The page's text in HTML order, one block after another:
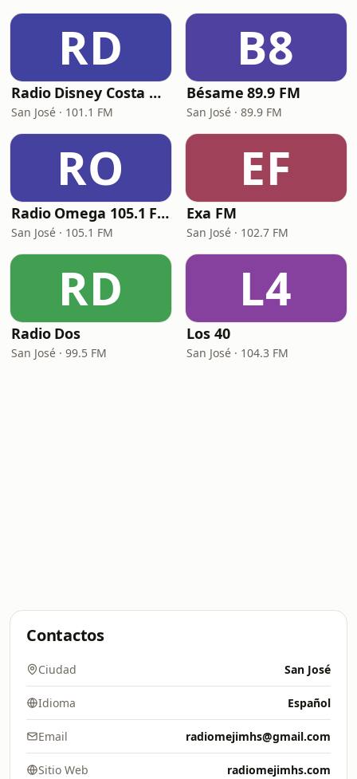
RD
Radio Disney Costa Rica
San José · 101.1 FM
B8
Bésame 89.9 FM
San José · 89.9 FM
RO
Radio Omega 105.1 FM
San José · 105.1 FM
EF
Exa FM
San José · 102.7 FM
RD
Radio Dos
San José · 99.5 FM
L4
Los 40
San José · 104.3 FM
Contactos
Ciudad San José
Idioma Español
Email radiomejimhs@gmail.com
Sitio Web radiomejimhs.com